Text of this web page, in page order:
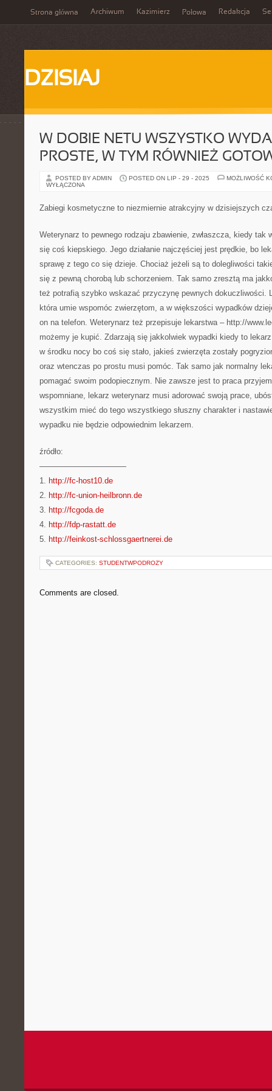
Strona główna Archiwum Kazimierz Połowa Redakcja
DZISIAJ
W DOBIE NETU WSZYSTKO
PROSTE, W TYM RÓWNIEŻ
POSTED BY ADMIN POSTED ON LIP - 29 - 2025
MOŻLIWOŚĆ
WYŁĄCZONA
Zabiegi kosmetyczne to niezmiernie atrakcyjny w dzisiejszych
Weterynarz to pewnego rodzaju zbawienie, zwłaszcza, kiedy tak
się coś kiepskiego. Jego działanie najczęściej jest prędkie, bo
sprawę z tego co się dzieje. Chociaż jeżeli są to dolegliwości
się z pewną chorobą lub schorzeniem. Tak samo zresztą ma
też potrafią szybko wskazać przyczynę pewnych dokuczliwości.
która umie wspomóc zwierzętom, a w większości wypadków
on na telefon. Weterynarz też przepisuje lekarstwa – http://
możemy je kupić. Zdarzają się jakkolwiek wypadki kiedy to
w środku nocy bo coś się stało, jakieś zwierzęta zostały
oraz wtenczas po prostu musi pomóc. Tak samo jak normalny
pomagać swoim podopiecznym. Nie zawsze jest to praca
wspomniane, lekarz weterynarz musi adorować swoją prace,
wszystkim mieć do tego wszystkiego słuszny charakter i
wypadku nie będzie odpowiednim lekarzem.
źródło:
———————————
1. http://fc-host10.de
2. http://fc-union-heilbronn.de
3. http://fcgoda.de
4. http://fdp-rastatt.de
5. http://feinkost-schlossgaertnerei.de
CATEGORIES: STUDENTWPODROZY
Comments are closed.